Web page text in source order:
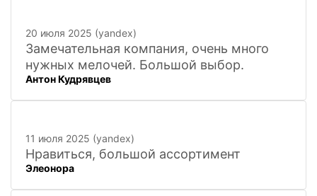
20 июля 2025 (yandex)
Замечательная компания, очень много
нужных мелочей. Большой выбор.
Антон Кудрявцев
11 июля 2025 (yandex)
Нравиться, большой ассортимент
Элеонора